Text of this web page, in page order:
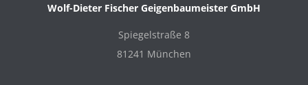
Wolf-Dieter Fischer Geigenbaumeister GmbH
Spiegelstraße 8
81241 München